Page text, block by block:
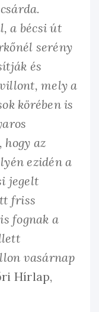
a bécsi út
serény
és
mely a
körében is
az
ezidén a
jegelt
friss
fognak a
vasárnap
Hírlap,